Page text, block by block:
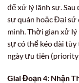
để xử lý lãnh sự.
sự quán hoặc Đại sứ
mình. Thời gian xử
sự có thể kéo dài
ngày ưu tiên
Giai Đoạn 4: Nhận